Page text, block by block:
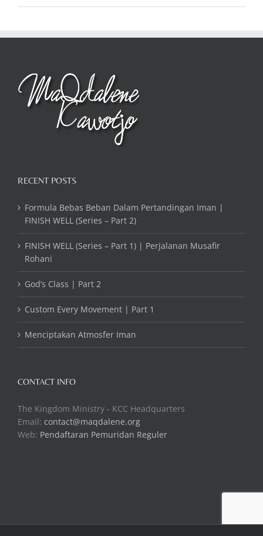
RECENT POSTS
Formula Bebas Beban Dalam Pertandingan Iman |
FINISH WELL (Series – Part 2)
FINISH WELL (Series – Part 1) | Perjalanan Musafir
Rohani
God’s Class | Part 2
Custom Every Movement | Part 1
Menciptakan Atmosfer Iman
CONTACT INFO
The Kingdom Ministry - KCC Headquarters
Email: contact@maqdalene.org
Web: Pendaftaran Pemuridan Reguler